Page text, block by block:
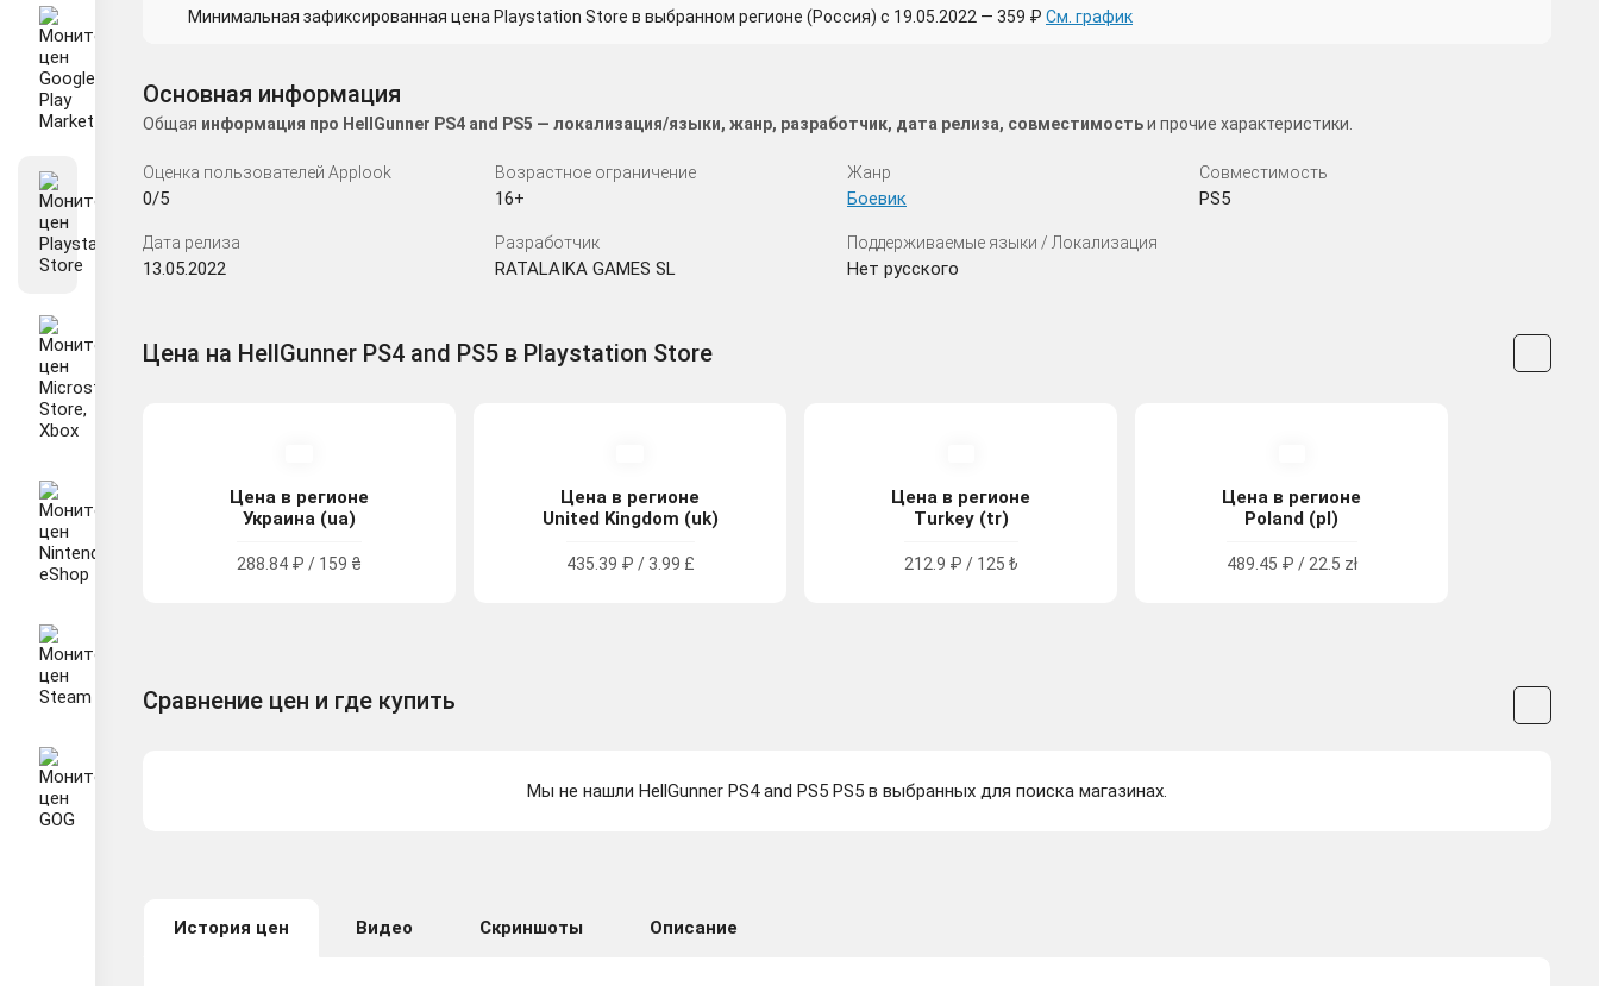
Минимальная зафиксированная цена Playstation Store в выбранном регионе (Россия) с 19.05.2022 — 359 ₽ См. график
Основная информация
Общая информация про HellGunner PS4 and PS5 — локализация/языки, жанр, разработчик, дата релиза, совместимостьи прочие характеристики.
Оценка пользователей Applook
0/5
Возрастное ограничение
16+
Жанр
Боевик
Совместимость
PS5
Дата релиза
13.05.2022
Разработчик
RATALAIKA GAMES SL
Поддерживаемые языки / Локализация
Нет русского
Цена на HellGunner PS4 and PS5 в Playstation Store
Цена в регионе
Украина (ua)
288.84 ₽ / 159 ₴
Цена в регионе
United Kingdom (uk)
435.39 ₽ / 3.99 £
Цена в регионе
Turkey (tr)
212.9 ₽ / 125 ₺
Цена в регионе
Poland (pl)
489.45 ₽ / 22.5 zł
Сравнение цен и где купить
Мы не нашли HellGunner PS4 and PS5 PS5 в выбранных для поиска магазинах.
История цен Видео Скриншоты Описание